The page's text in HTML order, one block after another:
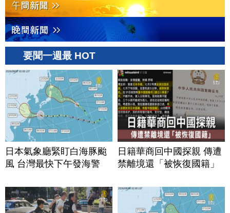
要聞一週最 HOT
日本氣象廳緊盯白海豚颱
風 台灣最快下午發海警
日籍華商回中國探親 傳遭
禁離境還「被恢復國籍」